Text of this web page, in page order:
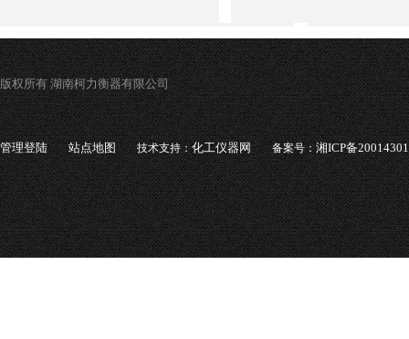
版权所有 湖南柯力衡器有限公司
管理登陆 站点地图 技术支持：化工仪器网 备案号：湘ICP备